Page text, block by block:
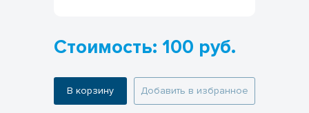
Стоимость: 100 руб.
В корзину Добавить в избранное